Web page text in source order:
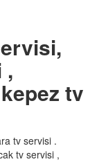
,
tv
tv servisi .
tv servisi ,